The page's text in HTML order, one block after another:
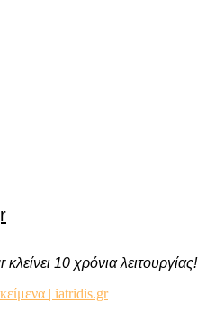
10 χρόνια λειτουργίας!
| iatridis.gr